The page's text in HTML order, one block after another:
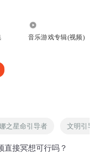
音乐游戏专辑(视频)
之星命引导者 文明引导
直接冥想可行吗？